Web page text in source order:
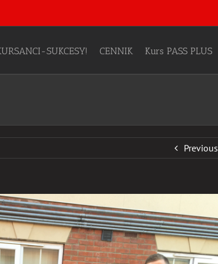
SUKCESY! CENNIK Kurs PASS PLUS
Previous